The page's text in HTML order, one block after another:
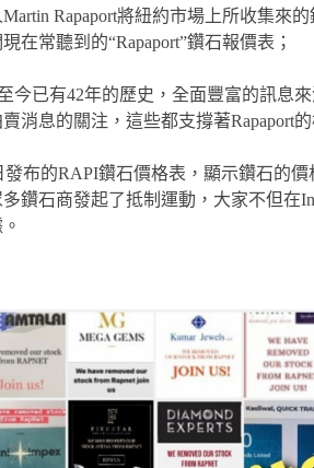
Martin Rapaport將紐約市場上所收集
在常聽到的“Rapaport”鑽石報價表；
今已有42年的歷史，全面豐富的訊息
消息的關注，這些都支撐著Rapaport
發布的RAPI鑽石價格表，顯示鑽石的
鑽石商發起了抵制運動，大家不但在